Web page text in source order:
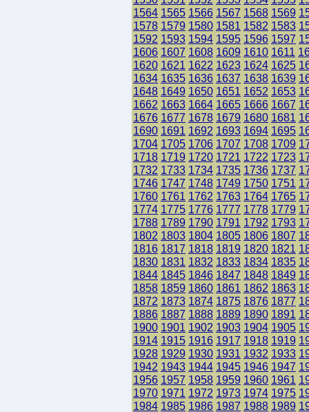
1564 1565 1566 1567 1568 1569
1578 1579 1580 1581 1582 1583
1592 1593 1594 1595 1596 1597
1606 1607 1608 1609 1610 1611
1620 1621 1622 1623 1624 1625
1634 1635 1636 1637 1638 1639
1648 1649 1650 1651 1652 1653
1662 1663 1664 1665 1666 1667
1676 1677 1678 1679 1680 1681
1690 1691 1692 1693 1694 1695
1704 1705 1706 1707 1708 1709
1718 1719 1720 1721 1722 1723
1732 1733 1734 1735 1736 1737
1746 1747 1748 1749 1750 1751
1760 1761 1762 1763 1764 1765
1774 1775 1776 1777 1778 1779
1788 1789 1790 1791 1792 1793
1802 1803 1804 1805 1806 1807
1816 1817 1818 1819 1820 1821
1830 1831 1832 1833 1834 1835
1844 1845 1846 1847 1848 1849
1858 1859 1860 1861 1862 1863
1872 1873 1874 1875 1876 1877
1886 1887 1888 1889 1890 1891
1900 1901 1902 1903 1904 1905
1914 1915 1916 1917 1918 1919
1928 1929 1930 1931 1932 1933
1942 1943 1944 1945 1946 1947
1956 1957 1958 1959 1960 1961
1970 1971 1972 1973 1974 1975
1984 1985 1986 1987 1988 1989